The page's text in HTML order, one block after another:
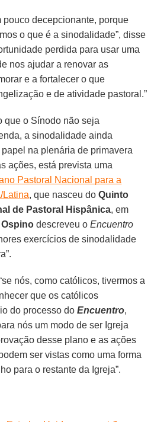
pouco decepcionante, porque
o que é a sinodalidade”, disse
perdida para usar uma
nos ajudar a renovar as
e a fortalecer o que
e de atividade pastoral.”
que o Sínodo não seja
a sinodalidade ainda
na plenária de primavera
ações, está prevista uma
Pastoral Nacional para a
Latina, que nasceu doQuinto
de Pastoral Hispânica, em
Ospino descreveu oEncuentro
exercícios de sinodalidade
nós, como católicos, tivermos a
que os católicos
do processo doEncuentro,
nós um modo de ser Igreja
desse plano e as ações
ser vistas como uma forma
para o restante da Igreja”.